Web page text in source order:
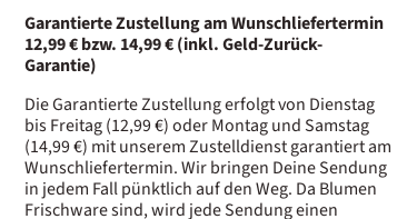
Garantierte Zustellung am Wunschliefertermin
12,99 € bzw. 14,99 € (inkl. Geld-Zurück-
Garantie)
Die Garantierte Zustellung erfolgt von Dienstag
bis Freitag (12,99 €) oder Montag und Samstag
(14,99 €) mit unserem Zustelldienst garantiert am
Wunschliefertermin. Wir bringen Deine Sendung
in jedem Fall pünktlich auf den Weg. Da Blumen
Frischware sind, wird jede Sendung einen